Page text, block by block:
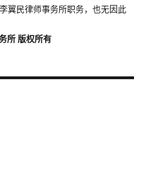
翼民律师事务所职务，也无因此
所 版权所有